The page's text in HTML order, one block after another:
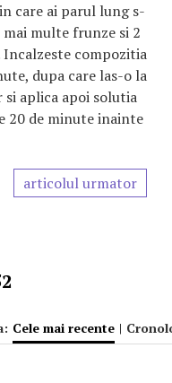
care ai parul lung s-
mai multe frunze si 2
Incalzeste compozitia
dupa care las-o la
aplica apoi solutia
20 de minute inainte
articolul urmator
Cele mai recente |